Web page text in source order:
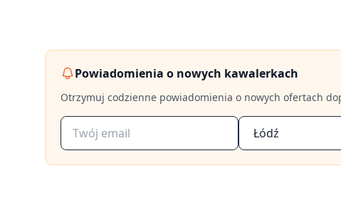
Powiadomienia o nowych kawalerkach
Otrzymuj codzienne powiadomienia o nowych ofertach
Łódź